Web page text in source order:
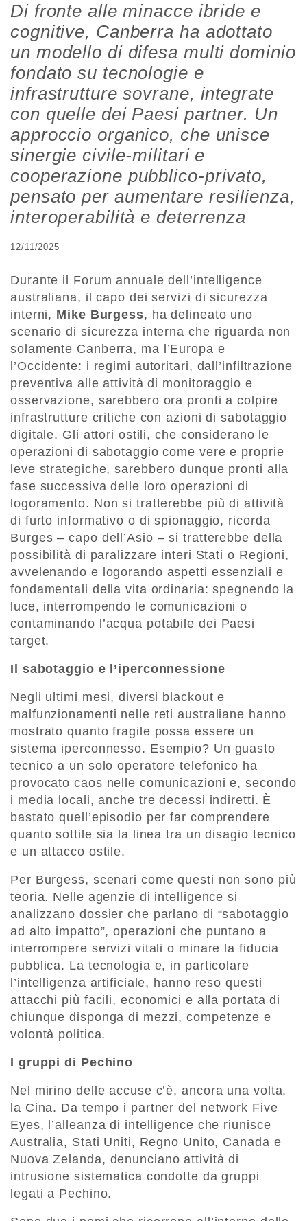
Di fronte alle minacce ibride e
cognitive, Canberra ha adottato
un modello di difesa multi dominio
fondato su tecnologie e
infrastrutture sovrane, integrate
con quelle dei Paesi partner. Un
approccio organico, che unisce
sinergie civile-militari e
cooperazione pubblico-privato,
pensato per aumentare resilienza,
interoperabilità e deterrenza
12/11/2025
Durante il Forum annuale dell’intelligence
australiana, il capo dei servizi di sicurezza
interni, Mike Burgess, ha delineato uno
scenario di sicurezza interna che riguarda non
solamente Canberra, ma l’Europa e
l’Occidente: i regimi autoritari, dall’infiltrazione
preventiva alle attività di monitoraggio e
osservazione, sarebbero ora pronti a colpire
infrastrutture critiche con azioni di sabotaggio
digitale. Gli attori ostili, che considerano le
operazioni di sabotaggio come vere e proprie
leve strategiche, sarebbero dunque pronti alla
fase successiva delle loro operazioni di
logoramento. Non si tratterebbe più di attività
di furto informativo o di spionaggio, ricorda
Burges – capo dell’Asio – si tratterebbe della
possibilità di paralizzare interi Stati o Regioni,
avvelenando e logorando aspetti essenziali e
fondamentali della vita ordinaria: spegnendo la
luce, interrompendo le comunicazioni o
contaminando l’acqua potabile dei Paesi
target.
Il sabotaggio e l’iperconnessione
Negli ultimi mesi, diversi blackout e
malfunzionamenti nelle reti australiane hanno
mostrato quanto fragile possa essere un
sistema iperconnesso. Esempio? Un guasto
tecnico a un solo operatore telefonico ha
provocato caos nelle comunicazioni e, secondo
i media locali, anche tre decessi indiretti. È
bastato quell’episodio per far comprendere
quanto sottile sia la linea tra un disagio tecnico
e un attacco ostile.
Per Burgess, scenari come questi non sono più
teoria. Nelle agenzie di intelligence si
analizzano dossier che parlano di “sabotaggio
ad alto impatto”, operazioni che puntano a
interrompere servizi vitali o minare la fiducia
pubblica. La tecnologia e, in particolare
l’intelligenza artificiale, hanno reso questi
attacchi più facili, economici e alla portata di
chiunque disponga di mezzi, competenze e
volontà politica.
I gruppi di Pechino
Nel mirino delle accuse c’è, ancora una volta,
la Cina. Da tempo i partner del network Five
Eyes, l’alleanza di intelligence che riunisce
Australia, Stati Uniti, Regno Unito, Canada e
Nuova Zelanda, denunciano attività di
intrusione sistematica condotte da gruppi
legati a Pechino.